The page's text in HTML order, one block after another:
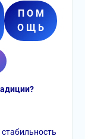
П О М
О Щ Ь